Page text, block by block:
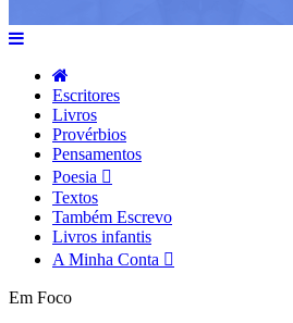
Escritores
Livros
Provérbios
Pensamentos
Poesia
Textos
Também Escrevo
Livros infantis
A Minha Conta
Em Foco